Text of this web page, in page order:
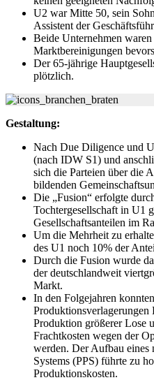
U2 war Mitte 50, sein
Assistent der
Beide Unternehmen waren
Marktbereinigungen
Der 65-jährige
plötzlich.
Gestaltung:
Nach Due Diligence und
(nach IDW S1) und
sich die Parteien über die
bildenden
Die „Fusion“ erfolgte
Tochtergesellschaft in U1
Gesellschaftsanteilen im
Um die Mehrheit zu
des U1 noch 10% der
Durch die Fusion wurde
der deutschlandweit
Markt.
In den Folgejahren
Produktion größerer Lose
Frachtkosten wegen der
werden. Der Aufbau eines
Systems (PPS) führte zu
Produktionskosten.